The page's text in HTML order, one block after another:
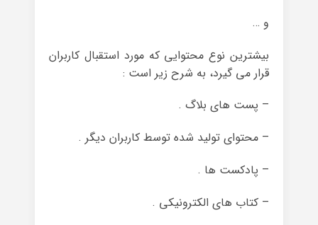
و …
بیشترین نوع محتوایی که مورد استقبال کاربران
قرار می گیرد، به شرح زیر است :
– پست های بلاگ .
– محتوای تولید شده توسط کاربران دیگر .
– پادکست ها .
– کتاب های الکترونیکی .